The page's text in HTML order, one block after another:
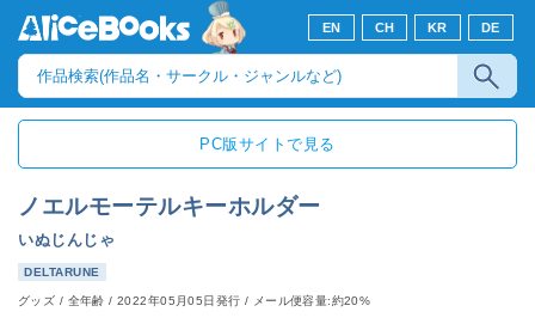
EN CH KR DE
PC版サイトで見る
ノエルモーテルキーホルダー
いぬじんじゃ
DELTARUNE
グッズ / 全年齢/2022年05月05日発行 / メール便容量:約20%